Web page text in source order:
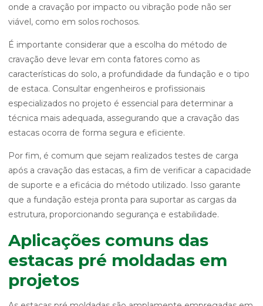
onde a cravação por impacto ou vibração pode não ser
viável, como em solos rochosos.
É importante considerar que a escolha do método de
cravação deve levar em conta fatores como as
características do solo, a profundidade da fundação e o tipo
de estaca. Consultar engenheiros e profissionais
especializados no projeto é essencial para determinar a
técnica mais adequada, assegurando que a cravação das
estacas ocorra de forma segura e eficiente.
Por fim, é comum que sejam realizados testes de carga
após a cravação das estacas, a fim de verificar a capacidade
de suporte e a eficácia do método utilizado. Isso garante
que a fundação esteja pronta para suportar as cargas da
estrutura, proporcionando segurança e estabilidade.
Aplicações comuns das
estacas pré moldadas em
projetos